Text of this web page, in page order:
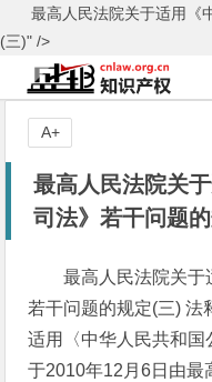
最高人民法院关于适用《中
(三)" />
最高人民法院关
司法》若干问题
最高人民法院关于
若干问题的规定(三) 法
适用〈中华人民共和国
于2010年12月6日由最
A+